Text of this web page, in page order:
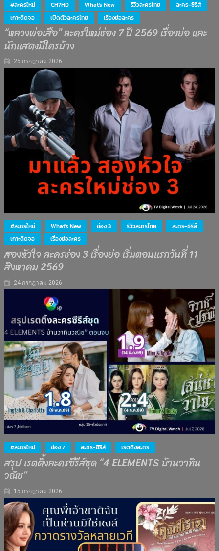
#ละครใหม่ CH7HD What's New รีวิวละครไทย
ละคร-ซีรีส์
เกาะติดจอ
เปิดตัวละครไทย เรื่องย่อละคร
“หลวงพ่อเสือ” ละครใหม่ช่อง 7 ปี 2569 เรื่องย่อ และ
นักแสดงมีใครบ้าง
25 กรกฎาคม 2026
#ละครใหม่ What's New ช่อง 3 รีวิวละครไทย
ละคร-ซีรีส์
เกาะติดจอ
เรื่องย่อละคร
สองหัวใจ ละครช่อง 3 เรื่องย่อ เริ่มตอนแรกวันที่ 11
สิงหาคม 2569
24 กรกฎาคม 2026
#ละครใหม่ ช่อง 7 ละคร-ซีรีส์ เรตติงละคร
สรุป เรตติ้งละครซีรีส์ชุด “4 ELEMENTS บ้านวาทิน
วณิช”
15 กรกฎาคม 2026